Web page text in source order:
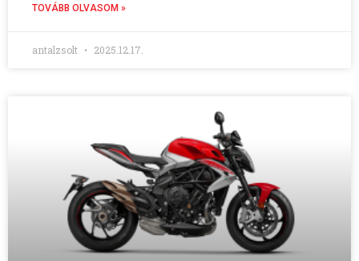
TOVÁBB OLVASOM »
antalzsolt 2025.12.17.